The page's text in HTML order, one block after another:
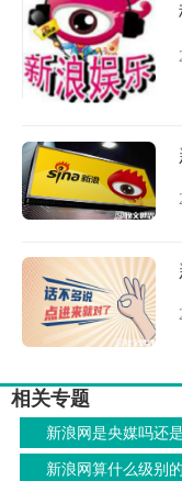
相关专题
新浪网是央媒吗还
新浪网算什么级别